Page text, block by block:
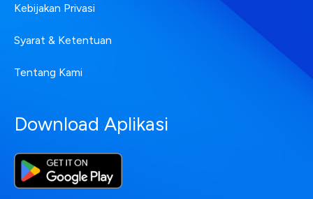
Kebijakan Privasi
Syarat & Ketentuan
Tentang Kami
Download Aplikasi